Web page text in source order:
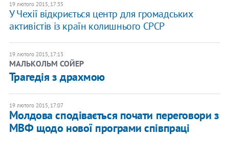
19 лютого 2015, 17:35
У Чехії відкриється центр для громадських
активістів із країн колишнього СРСР
19 лютого 2015, 17:13
МАЛЬКОЛЬМ СОЙЕР
Трагедія з драхмою
19 лютого 2015, 17:07
Молдова сподівається почати переговори з
МВФ щодо нової програми співпраці